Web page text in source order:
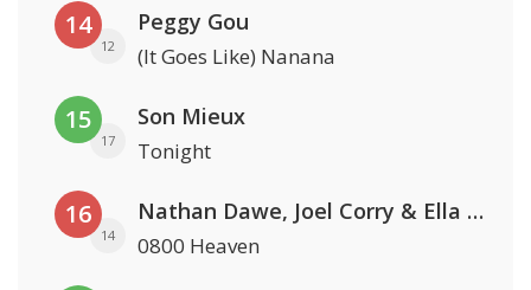
14
12
Peggy Gou
(It Goes Like) Nanana
15
17
Son Mieux
Tonight
16
14
Nathan Dawe, Joel Corry & Ella Henderson
0800 Heaven